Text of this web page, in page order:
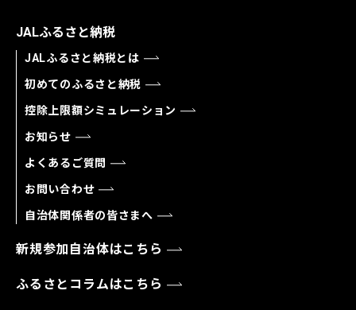
JALふるさと納税
JALふるさと納税とは
初めてのふるさと納税
控除上限額シミュレーション
お知らせ
よくあるご質問
お問い合わせ
自治体関係者の皆さまへ
新規参加自治体はこちら
ふるさとコラムはこちら